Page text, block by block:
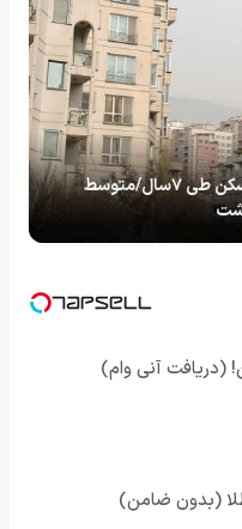
افزایش بیش از ۱۹۲۵درصدی تورم مسکن طی ۷سال/متوسط
(دریافت آنی وام)